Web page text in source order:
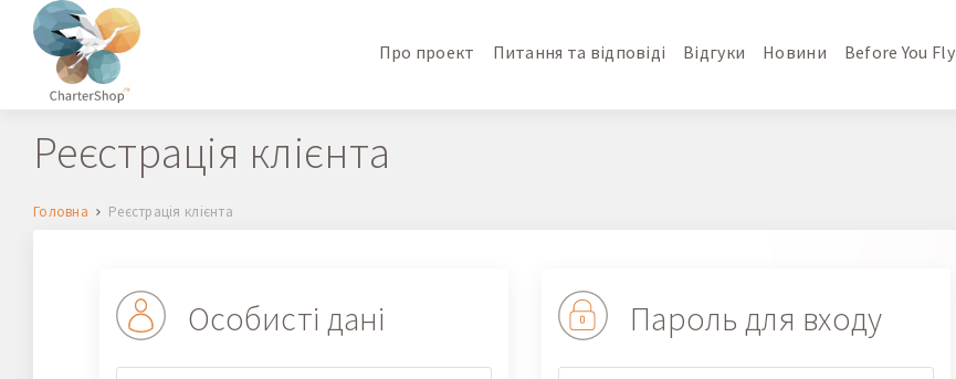
Про проект Питання та відповіді Відгуки Новини Before You Fly
Реєстрація клієнта
Головна Реєстрація клієнта
Особисті дані Пароль для входу